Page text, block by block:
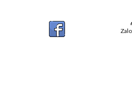
w koszyku: 0. Zobacz szczegóły